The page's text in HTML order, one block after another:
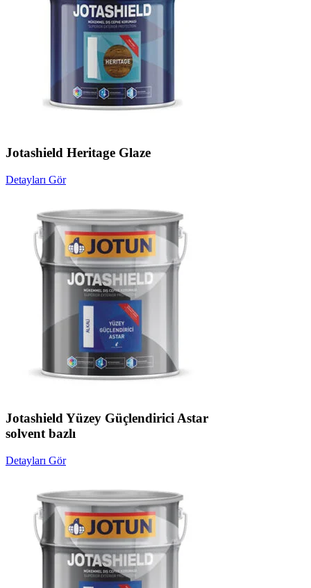
Jotashield Heritage Glaze
Detayları Gör
Jotashield Yüzey Güçlendirici Astar
solvent bazlı
Detayları Gör